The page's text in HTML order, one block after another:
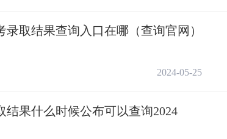
录取结果查询入口在哪（查询官网）
2024-05-25
结果什么时候公布可以查询2024